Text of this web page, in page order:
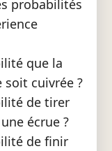
probabilités
que la
cuivrée ?
de tirer
écrue ?
de finir